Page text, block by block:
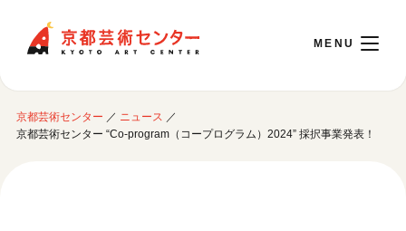
English
京都芸術センター ／ ニュース ／
京都芸術センター “Co-program（コープログラム）2024” 採択事業発表！